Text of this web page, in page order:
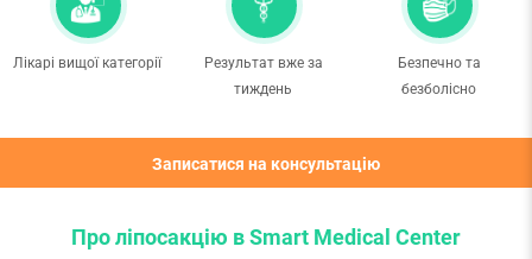
Лікарі вищої категорії
Результат вже за
тиждень
Безпечно та
безболісно
Записатися на консультацію
Про ліпосакцію в Smart Medical Center